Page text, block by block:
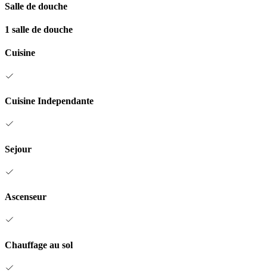
Salle de douche
1 salle de douche
Cuisine
Cuisine Independante
Sejour
Ascenseur
Chauffage au sol